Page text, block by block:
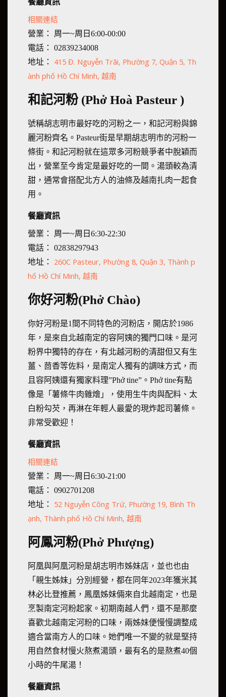
餐廳資訊
相關連結
營業： 周一~周日6:00-00:00
電話： 02839234008
地址： 415 Đ. Nguyễn Trãi, Phường 7, Quận 5, Th
ành phố Hồ Chí Minh, 越南
和記河粉 (Phở Hoà Pasteur )
號稱胡志明市最好吃的河粉之一，和記河粉與錦
麗河粉齊名。Pasteur街是早期胡志明市的河粉一
條街。和記河粉就在這眾多河粉競爭者中脫穎而
出，營業至今肯定是最好吃的一間。湯頭較為清
甜，通常會搭配北方人的油條及越南扎肉一起食
用。
餐廳資訊
營業： 周一~周日6:30-22:30
電話： 02838297943
地址： 260C Pasteur, Phường 8, Quận 3, Thành p
hố Hồ Chí Minh, 越南
你好河粉(Phở Chào)
你好河粉是1間不同特色的河粉店，開店於1986
年，是來自北越南定的容阿姨的獨門口味。是河
粉界中獨特的存在，有北越河粉的清甜但又有生
薑、茴香等佐料，是南定人獨有的調味方式，而
且容阿姨還有獨家料理”Phở tine”。Phở tine有點
像是「薯條牛肉雜燴」，使用生牛肉與配料、太
白粉勾芡，再淋在年輕人最愛的現炸起司薯條。
非常受歡迎！
餐廳資訊
相關連結
營業： 周一~周日6:30-21:00
電話： 0902701208
地址： 52 Nguyễn Công Trứ, Phường 19, Bình Th
ạnh, Thành phố Hồ Chí Minh, 越南
阿鳳河粉(Phở Phượng)
阿凰與阿凰河粉是胡志明市姊妹店，並也也由
「親生姊妹」分別經營，都在同年2023年獲米其
林必比登推薦，鳳凰姊妹倆來自北越南定，也是
烹製南定河粉起家。初期南越人們，還不是那麼
喜歡北越南定河粉的口味，兩姊妹便慢慢調整成
適合當南方人的口味。她們唯一不變的就是堅持
用自然食材慢火熬煮湯頭，最有名的是熬煮40個
小時的牛尾湯！
餐廳資訊